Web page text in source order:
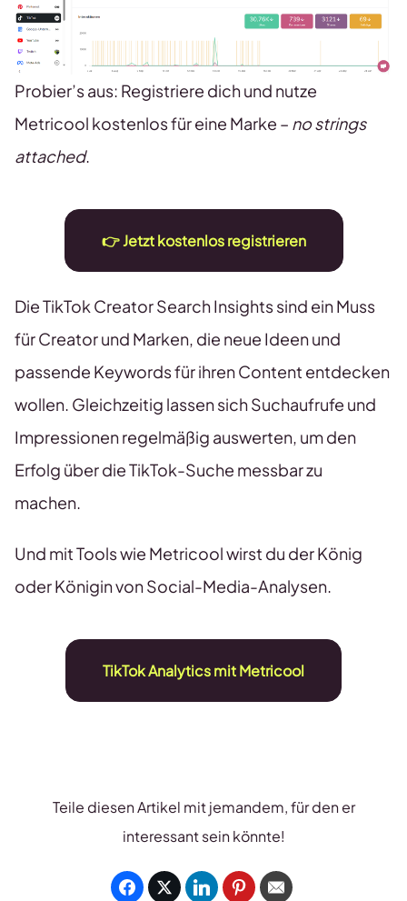
Probier’s aus: Registriere dich und nutze
Metricool kostenlos für eine Marke – no strings
attached.
👉Jetzt kostenlos registrieren
Die TikTok Creator Search Insightssind ein Muss
für Creator und Marken, die neue Ideen und
passende Keywords für ihren Content entdecken
wollen. Gleichzeitig lassen sich Suchaufrufe und
Impressionen regelmäßig auswerten, um den
Erfolg über die TikTok-Suche messbar zu
machen.
Und mit Tools wie Metricool wirst du der König
oder Königin von Social-Media-Analysen.
TikTok Analytics mit Metricool
Teile diesen Artikel mit jemandem, für den er
interessant sein könnte!